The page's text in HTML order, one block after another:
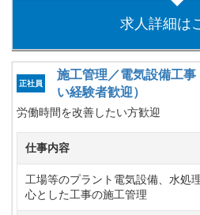
求人詳細は
正社員
施工管理／電気設備工
い経験者歓迎）
労働時間を改善したい方歓迎
仕事内容
工場等のプラント電気設備、水処
心とした工事の施工管理